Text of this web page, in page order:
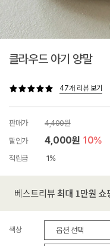
클라우드 아기 양말
47개 리뷰 보기
판매가
4,400원
할인가
4,000원 10%
적립금 1%
색상